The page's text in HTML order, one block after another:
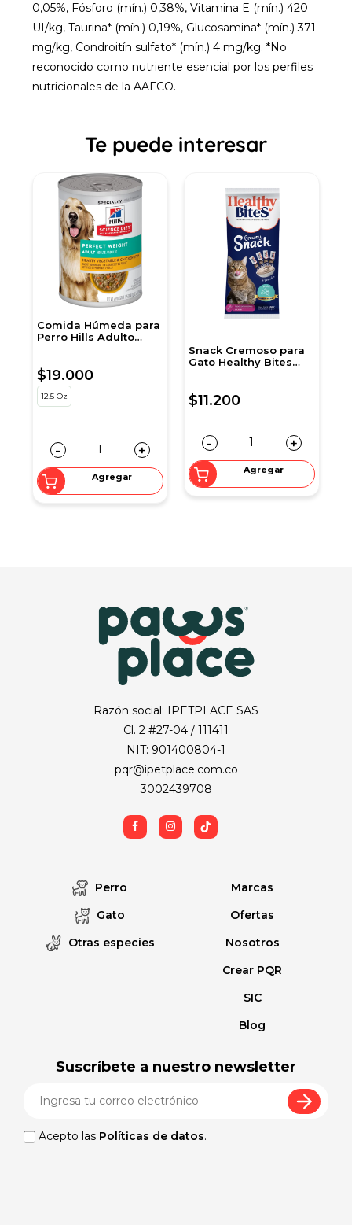
0,05%, Fósforo (mín.) 0,38%, Vitamina E (mín.) 420
UI/kg, Taurina* (mín.) 0,19%, Glucosamina* (mín.) 371
mg/kg, Condroitín sulfato* (mín.) 4 mg/kg. *No
reconocido como nutriente esencial por los perfiles
nutricionales de la AAFCO.
Te puede interesar
Comida Húmeda para
Perro Hills Adulto
$19.000
12.5 Oz
- +
Agregar
Snack Cremoso para
Gato Healthy Bites
$11.200
- +
Agregar
Razón social: IPETPLACE SAS
Cl. 2 #27-04 / 111411
NIT: 901400804-1
pqr@ipetplace.com.co
3002439708
Perro
Gato
Otras especies
Marcas
Ofertas
Nosotros
Crear PQR
SIC
Blog
Suscríbete a nuestro newsletter
Acepto las Políticas de datos.